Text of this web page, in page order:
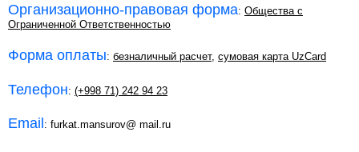
Организационно-правовая форма: Общества с
Ограниченной Ответственностью
Форма оплаты: безналичный расчет, сумовая карта UzCard
Телефон: (+998 71) 242 94 23
Email : furkat.mansurov@ mail.ru